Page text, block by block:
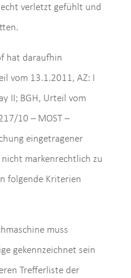
verletzt gefühlt und
hat daraufhin
vom 13.1.2011, AZ: I
II; BGH, Urteil vom
10 – MOST –
eingetragener
markenrechtlich zu
folgende Kriterien
muss
gekennzeichnet sein
Trefferliste der